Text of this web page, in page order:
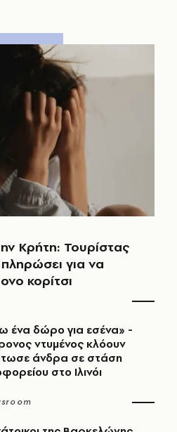
Κρήτη: Τουρίστας
για να
κορίτσι
ένα δώρο για εσένα» -
ντυμένος κλόουν
άνδρα σε στάση
στο Ιλινόι